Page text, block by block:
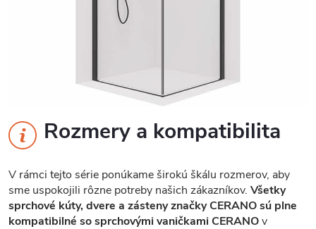
Rozmery a kompatibilita
V rámci tejto série ponúkame širokú škálu rozmerov, aby
sme uspokojili rôzne potreby našich zákazníkov. Všetky
sprchové kúty, dvere a zásteny značky CERANO sú plne
kompatibilné so sprchovými vaničkami CERANOv